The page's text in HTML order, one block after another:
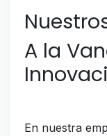
A la
En nuestra